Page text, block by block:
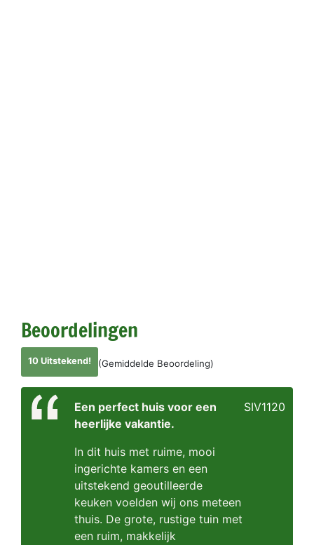
Beoordelingen
10 Uitstekend! (Gemiddelde Beoordeling)
Een perfect huis voor een
heerlijke vakantie.
In dit huis met ruime, mooi
ingerichte kamers en een
uitstekend geoutilleerde
keuken voelden wij ons meteen
thuis. De grote, rustige tuin met
een ruim, makkelijk
SIV1120